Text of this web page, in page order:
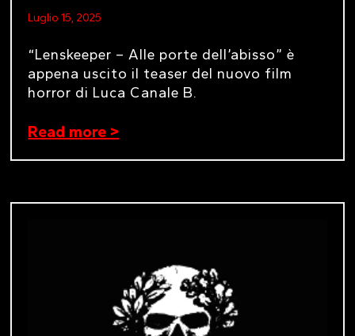
Luglio 15, 2025
“Lenskeeper – Alle porte dell’abisso” è
appena uscito il teaser del nuovo film
horror di Luca Canale B.
Read more >